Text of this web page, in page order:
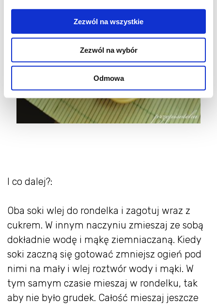
Zezwól na wszystkie
Zezwól na wybór
Odmowa
I co dalej?:
Oba soki wlej do rondelka i zagotuj wraz z
cukrem. W innym naczyniu zmieszaj ze sobą
dokładnie wodę i mąkę ziemniaczaną. Kiedy
soki zaczną się gotować zmniejsz ogień pod
nimi na mały i wlej roztwór wody i mąki. W
tym samym czasie mieszaj w rondelku, tak
aby nie było grudek. Całość mieszaj jeszcze